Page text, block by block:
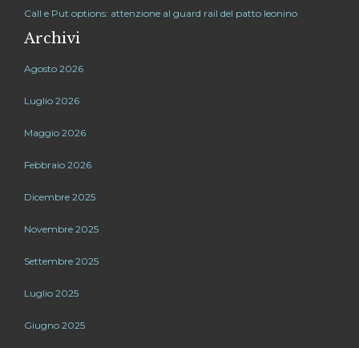
Call e Put options: attenzione al guard rail del patto leonino
Archivi
Agosto 2026
Luglio 2026
Maggio 2026
Febbraio 2026
Dicembre 2025
Novembre 2025
Settembre 2025
Luglio 2025
Giugno 2025